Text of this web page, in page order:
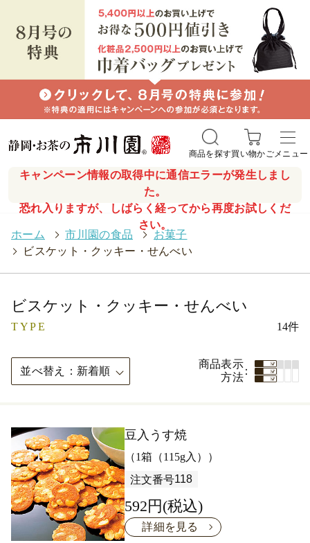
キャンペーン情報の取得中に通信エラーが発生しまし
た。
恐れ入りますが、しばらく経ってから再度お試しくだ
さい。
商品を探す買い物かごメニュー
ホーム > 市川園の食品 >
お菓子
>
ビスケット・クッキー・せんべい
ビスケット・クッキー・せんべい
TYPE 14件
並べ替え 新着順
商品表示
方法
豆入うす焼
（1箱（115g入））
注文番号118
592円(税込)
詳細を見る